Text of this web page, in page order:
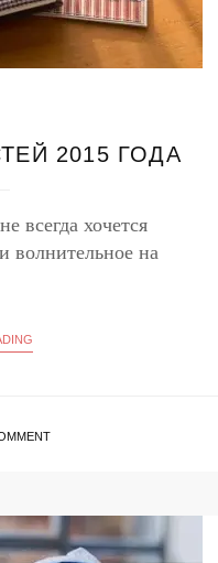
2015 ГОДА
всегда хочется
волнительное на